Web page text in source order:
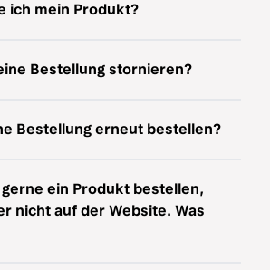
ich mein Produkt?
Bestellung stornieren?
Bestellung erneut bestellen?
ein Produkt bestellen,
nicht auf der Website. Was